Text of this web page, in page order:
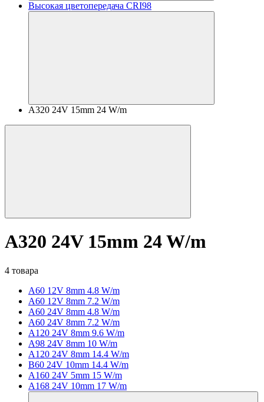
Высокая цветопередача CRI98
A320 24V 15mm 24 W/m
A320 24V 15mm 24 W/m
4 товара
A60 12V 8mm 4.8 W/m
A60 12V 8mm 7.2 W/m
A60 24V 8mm 4.8 W/m
A60 24V 8mm 7.2 W/m
A120 24V 8mm 9.6 W/m
A98 24V 8mm 10 W/m
A120 24V 8mm 14.4 W/m
B60 24V 10mm 14.4 W/m
A160 24V 5mm 15 W/m
A168 24V 10mm 17 W/m